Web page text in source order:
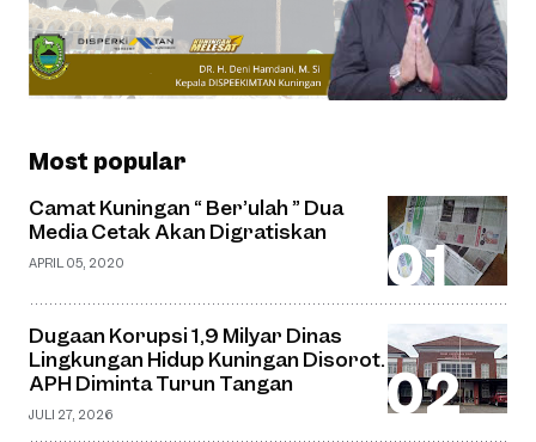
Most popular
Camat Kuningan “ Ber’ulah ” Dua
Media Cetak Akan Digratiskan
APRIL 05, 2020
Dugaan Korupsi 1,9 Milyar Dinas
Lingkungan Hidup Kuningan Disorot.
APH Diminta Turun Tangan
JULI 27, 2026